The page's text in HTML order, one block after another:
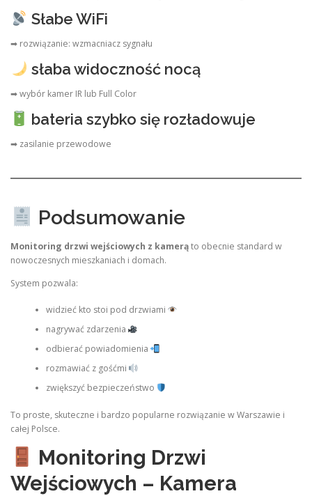
Słabe WiFi
➡ rozwiązanie: wzmacniacz sygnału
słaba widoczność nocą
➡ wybór kamer IR lub Full Color
bateria szybko się rozładowuje
➡ zasilanie przewodowe
Podsumowanie
Monitoring drzwi wejściowych z kamerąto obecnie standard w
nowoczesnych mieszkaniach i domach.
System pozwala:
widzieć kto stoi pod drzwiami
nagrywać zdarzenia
odbierać powiadomienia
rozmawiać z gośćmi
zwiększyć bezpieczeństwo
To proste, skuteczne i bardzo popularne rozwiązanie w Warszawie i
całej Polsce.
Monitoring Drzwi
Wejściowych – Kamera